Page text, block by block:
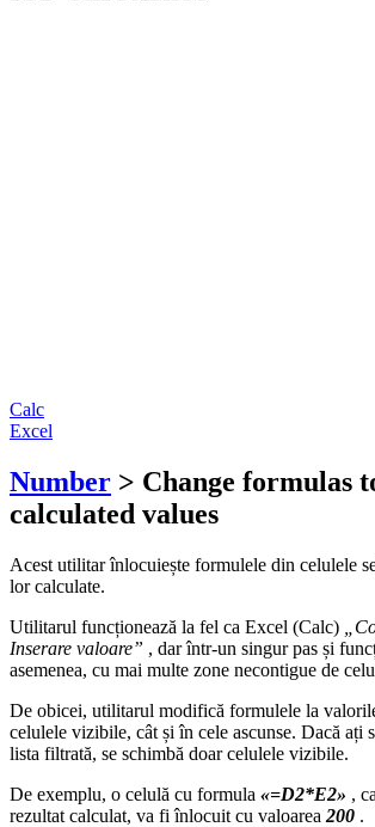
Calc
Excel
Number > Change formulas
calculated values
Acest utilitar înlocuiește formulele din celulele
lor calculate.
Utilitarul funcționează la fel ca Excel (Calc)
Inserare valoare” , dar într-un singur pas și
asemenea, cu mai multe zone necontigue de
De obicei, utilitarul modifică formulele la
celulele vizibile, cât și în cele ascunse. Dacă ați
lista filtrată, se schimbă doar celulele vizibile.
De exemplu, o celulă cu formula «=D2*E2» ,
rezultat calculat, va fi înlocuit cu valoarea 200 .